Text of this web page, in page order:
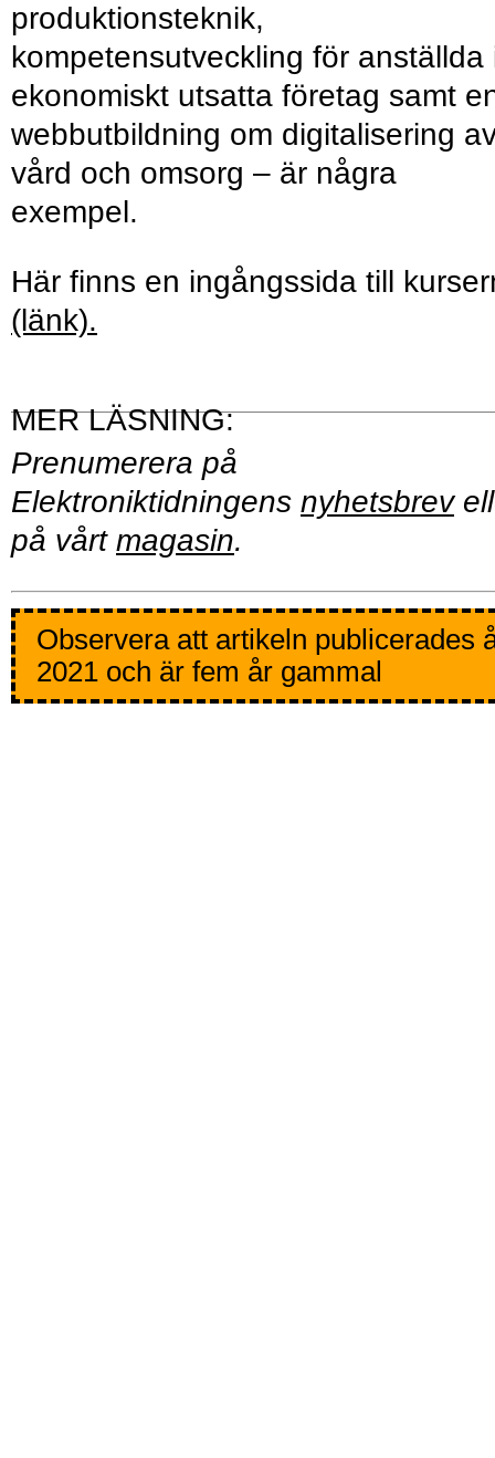
produktionsteknik,
kompetensutveckling för anställda
ekonomiskt utsatta företag samt
webbutbildning om digitalisering
vård och omsorg – är några
exempel.
Här finns en ingångssida till
(länk).
Prenumerera på
Elektroniktidningens nyhetsbrev
på vårt magasin.
Observera att artikeln publicerades
2021 och är fem år gammal